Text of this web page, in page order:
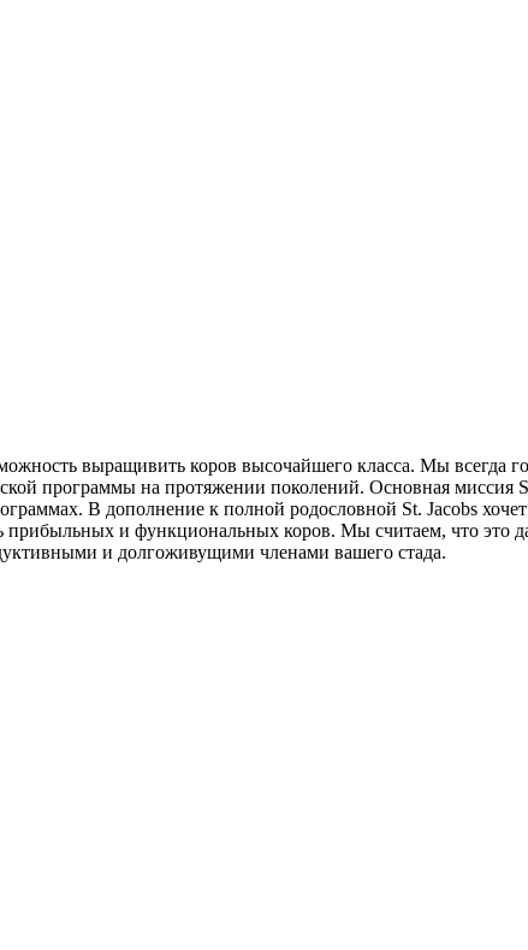
выращивить коров высочайшего класса. Мы всегда
программы на протяжении поколений. Основная миссия
В дополнение к полной родословной St. Jacobs
и функциональных коров. Мы считаем, что это
и долгоживущими членами вашего стада.